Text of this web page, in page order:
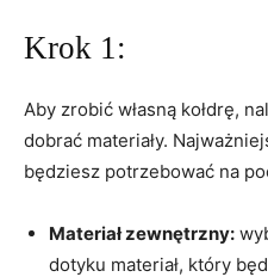
Krok ⁣1:
Aby‌ zrobić własną kołdrę,
dobrać materiały.
będziesz potrzebować na⁢
Materiał‍ zewnętrzny:
dotyku materiał, który